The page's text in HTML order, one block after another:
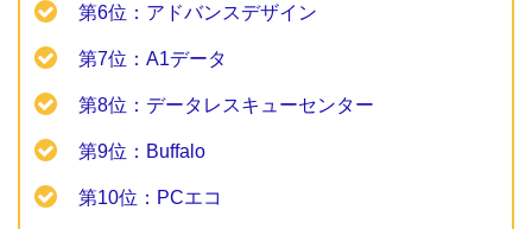
第6位：アドバンスデザイン
第7位：A1データ
第8位：データレスキューセンター
第9位：Buffalo
第10位：PCエコ